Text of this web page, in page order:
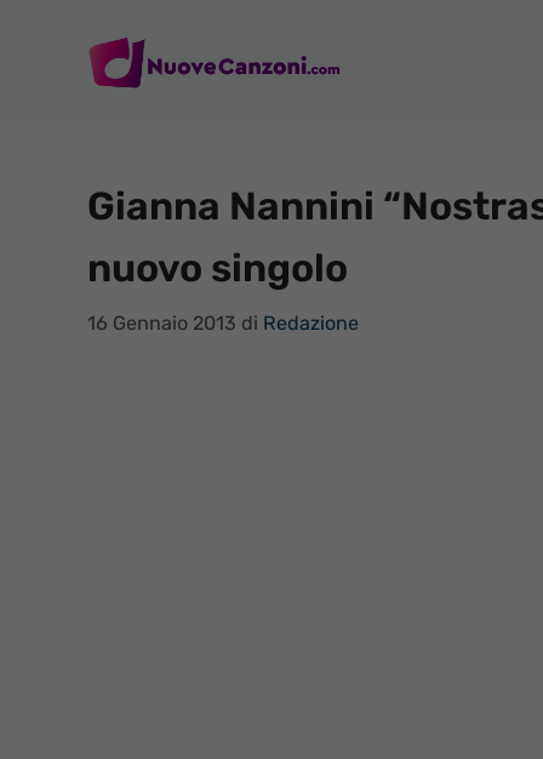
Gianna Nannini
nuovo singolo
16 Gennaio 2013 di Redazione